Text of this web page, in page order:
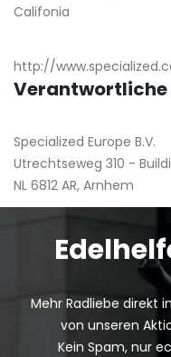
Califonia
http://
Verantwortliche
Specialized Europe B.V.
Utrechtseweg 310 -
NL 6812 AR, Arnhem
Mehr Radliebe direkt
von unseren
Kein Spam, nur